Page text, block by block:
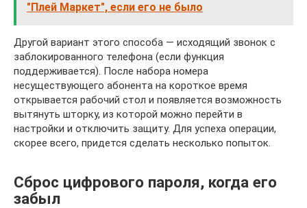
"Плей Маркет", если его не было
Другой вариант этого способа — исходящий звонок с
заблокированного телефона (если функция
поддерживается). После набора номера
несуществующего абонента на короткое время
открывается рабочий стол и появляется возможность
вытянуть шторку, из которой можно перейти в
настройки и отключить защиту. Для успеха операции,
скорее всего, придется сделать несколько попыток.
Сброс цифрового пароля, когда его
забыл